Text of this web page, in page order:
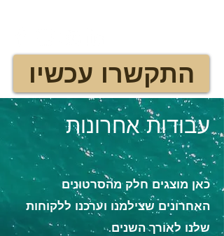
התקשרו עכשיו
עבודות אחרונות
כאן מוצגים חלק מהסרטונים
האחרונים שצילמנו וערכנו ללקוחות
שלנו לאורך השנים.